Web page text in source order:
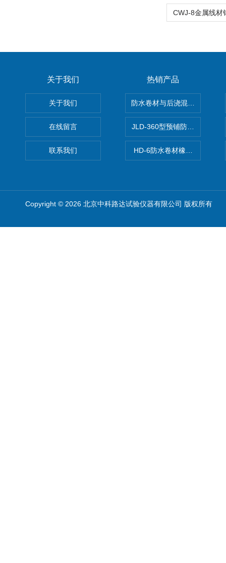
关于我们
关于我们
在线留言
联系我们
热销产品
防水卷材与后浇混凝土剥离强
JLD-360型预铺防水卷材抗冲
HD-6防水卷材橡胶测厚仪
Copyright © 2026 北京中科路达试验仪器有限公司 版权所有